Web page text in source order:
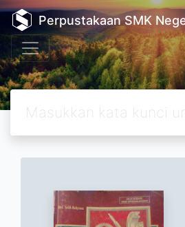
Perpustakaan SMK